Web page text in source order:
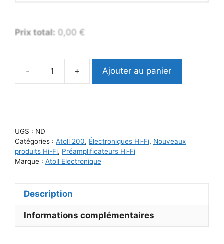
Prix ​​total: 0,00 €
-
quantité
PR200
+ Ajouter au panier
UGS : ND
Catégories : Atoll 200, Électroniques Hi-Fi, Nouveaux
produits Hi-Fi, Préamplificateurs Hi-Fi
Marque : Atoll Electronique
Description
Informations complémentaires